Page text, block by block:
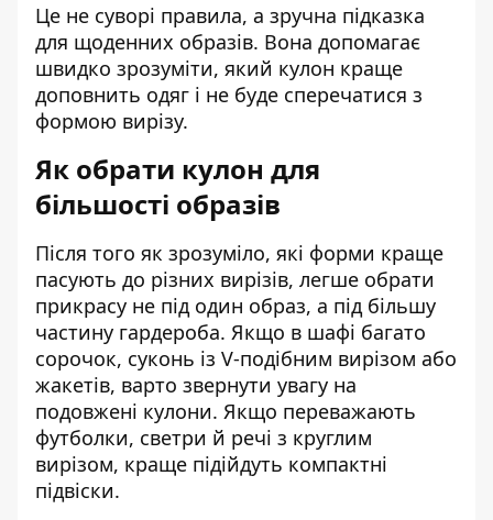
Це не суворі правила, а зручна підказка
для щоденних образів. Вона допомагає
швидко зрозуміти, який кулон краще
доповнить одяг і не буде сперечатися з
формою вирізу.
Як обрати кулон для
більшості образів
Після того як зрозуміло, які форми краще
пасують до різних вирізів, легше обрати
прикрасу не під один образ, а під більшу
частину гардероба. Якщо в шафі багато
сорочок, суконь із V-подібним вирізом або
жакетів, варто звернути увагу на
подовжені кулони. Якщо переважають
футболки, светри й речі з круглим
вирізом, краще підійдуть компактні
підвіски.